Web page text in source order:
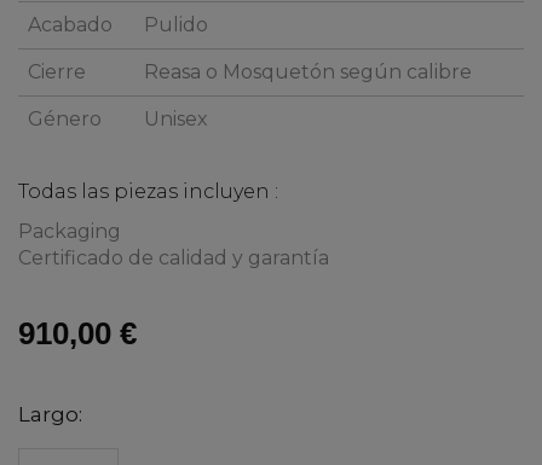
Acabado Pulido
Cierre Reasa o Mosquetón según calibre
Género Unisex
Todas las piezas incluyen :
Packaging
Certificado de calidad y garantía
910,00 €
Largo: